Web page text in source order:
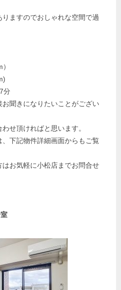
ますのでおしゃれな空間で過
分
聞きになりたいことがござい
せ頂ければと思います。
下記物件詳細画面からもご覧
お気軽に小松店までお問合せ